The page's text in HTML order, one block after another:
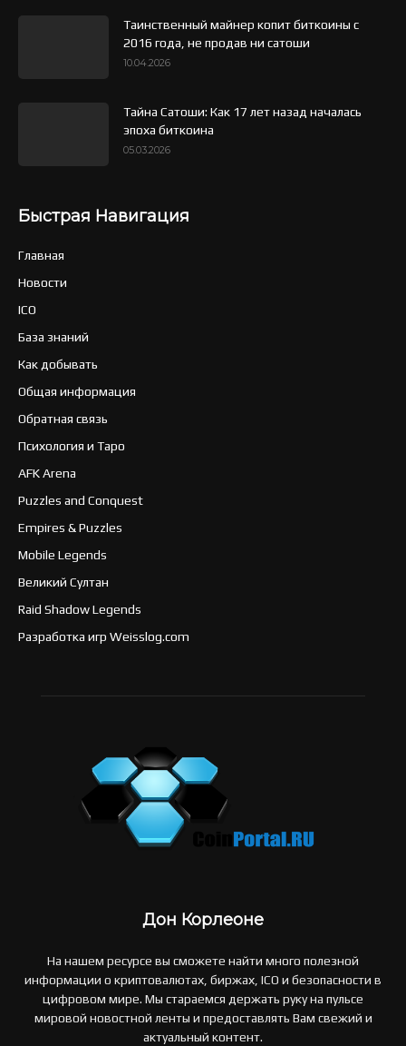
Таинственный майнер копит биткоины с
2016 года, не продав ни сатоши
10.04.2026
Тайна Сатоши: Как 17 лет назад началась
эпоха биткоина
05.03.2026
Быстрая Навигация
Главная
Новости
ICO
База знаний
Как добывать
Общая информация
Обратная связь
Психология и Таро
AFK Arena
Puzzles and Conquest
Empires & Puzzles
Mobile Legends
Великий Султан
Raid Shadow Legends
Разработка игр Weisslog.com
Дон Корлеоне
На нашем ресурсе вы сможете найти много полезной
информации о криптовалютах, биржах, ICO и безопасности в
цифровом мире. Мы стараемся держать руку на пульсе
мировой новостной ленты и предоставлять Вам свежий и
актуальный контент.